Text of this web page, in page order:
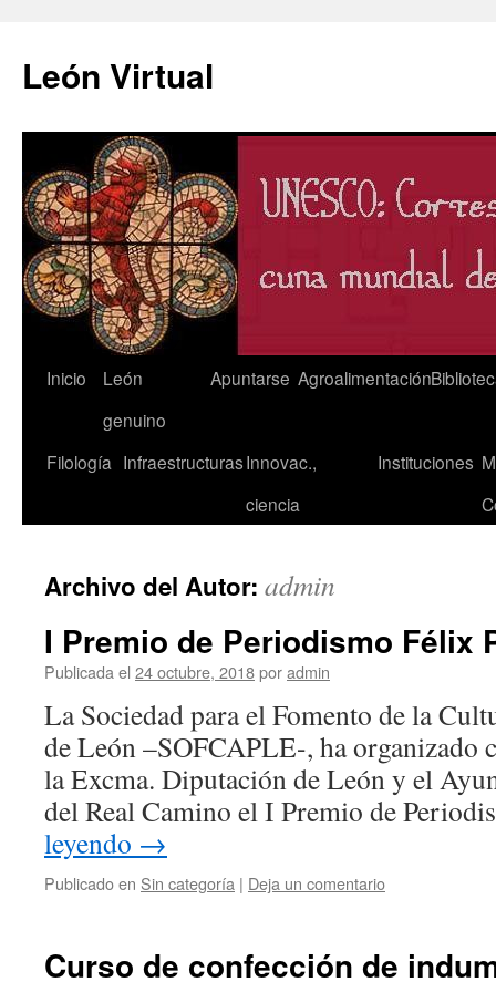
León Virtual
Saltar
contenido
Inicio
León
genuino
Apuntarse Agroalimentación
Filología InfraestructurasInnovac.,
ciencia
Instituciones
Archivo del Autor: admin
I Premio de Periodismo Félix
Publicada el 24 octubre, 2018poradmin
La Sociedad para el Fomento de la
de León –SOFCAPLE-, ha organizado
la Excma. Diputación de León y el
del Real Camino el I Premio de
leyendo →
Publicado en Sin categoría | Deja un comentario
Curso de confección de